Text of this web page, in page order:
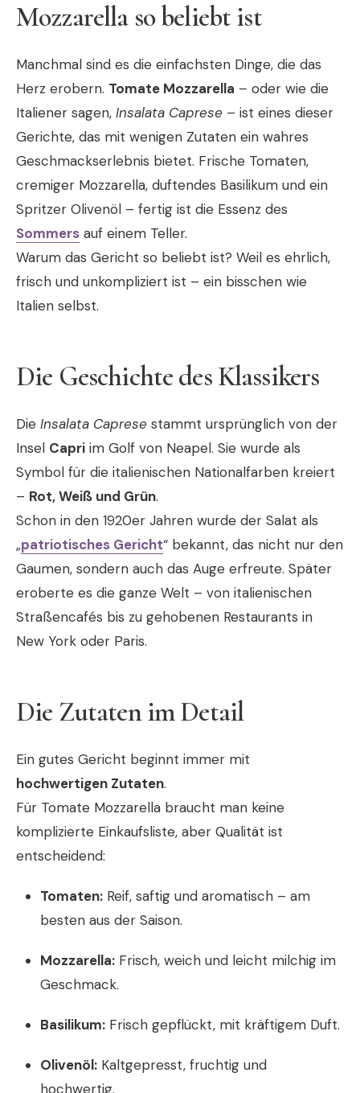
Mozzarella so beliebt ist
Manchmal sind es die einfachsten Dinge, die das
Herz erobern. Tomate Mozzarella – oder wie die
Italiener sagen, Insalata Caprese – ist eines dieser
Gerichte, das mit wenigen Zutaten ein wahres
Geschmackserlebnis bietet. Frische Tomaten,
cremiger Mozzarella, duftendes Basilikum und ein
Spritzer Olivenöl – fertig ist die Essenz des
Sommers auf einem Teller.
Warum das Gericht so beliebt ist? Weil es ehrlich,
frisch und unkompliziert ist – ein bisschen wie
Italien selbst.
Die Geschichte des Klassikers
Die Insalata Caprese stammt ursprünglich von der
Insel Capri im Golf von Neapel. Sie wurde als
Symbol für die italienischen Nationalfarben kreiert
– Rot, Weiß und Grün.
Schon in den 1920er Jahren wurde der Salat als
„patriotisches Gericht“ bekannt, das nicht nur den
Gaumen, sondern auch das Auge erfreute. Später
eroberte es die ganze Welt – von italienischen
Straßencafés bis zu gehobenen Restaurants in
New York oder Paris.
Die Zutaten im Detail
Ein gutes Gericht beginnt immer mit
hochwertigen Zutaten.
Für Tomate Mozzarella braucht man keine
komplizierte Einkaufsliste, aber Qualität ist
entscheidend:
Tomaten: Reif, saftig und aromatisch – am
besten aus der Saison.
Mozzarella: Frisch, weich und leicht milchig im
Geschmack.
Basilikum: Frisch gepflückt, mit kräftigem Duft.
Olivenöl: Kaltgepresst, fruchtig und
hochwertig.